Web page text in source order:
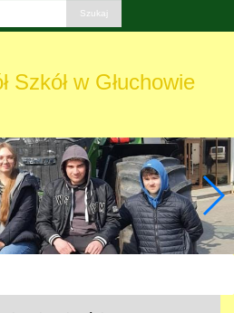
Szkół w Głuchowie